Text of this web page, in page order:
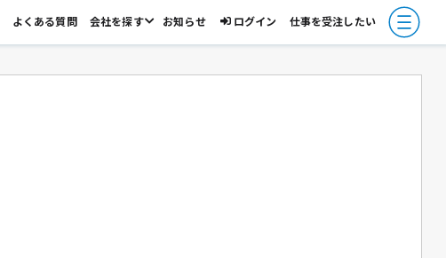
よくある質問 会社を探す お知らせ ログイン 仕事を受注したい